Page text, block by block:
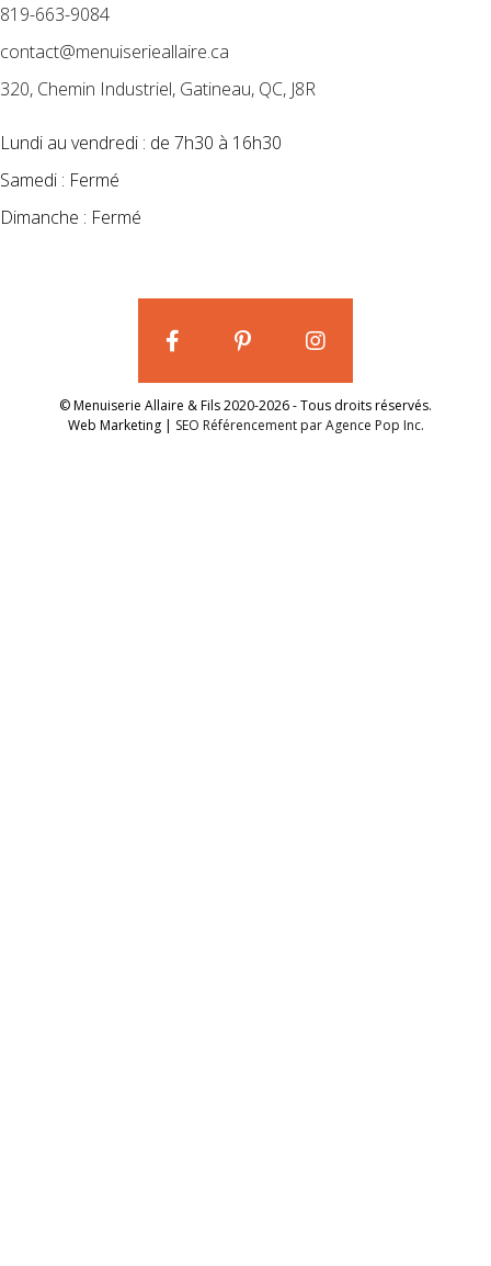
819-663-9084
contact@menuiserieallaire.ca
320, Chemin Industriel, Gatineau, QC, J8R
Lundi au vendredi : de 7h30 à 16h30
Samedi : Fermé
Dimanche : Fermé
© Menuiserie Allaire & Fils 2020-2026 - Tous droits réservés.
Web Marketing | SEO Référencement par Agence Pop Inc.